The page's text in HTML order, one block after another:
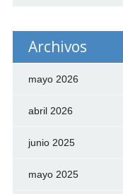
Archivos
mayo 2026
abril 2026
junio 2025
mayo 2025